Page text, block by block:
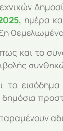
ημέρα
και το
το